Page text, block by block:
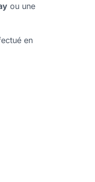
ou une
en